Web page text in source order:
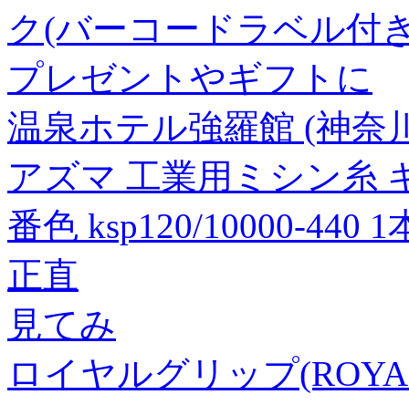
ク(バーコードラベル付
プレゼントやギフトに
温泉ホテル強羅館 (神奈
アズマ 工業用ミシン糸
番色 ksp120/10000-440
正直
見てみ
ロイヤルグリップ